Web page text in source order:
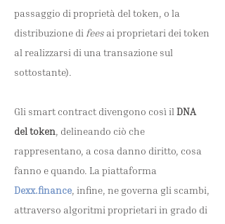
passaggio di proprietà del token, o la
distribuzione di fees ai proprietari dei token
al realizzarsi di una transazione sul
sottostante).
Gli smart contract divengono così il DNA
del token, delineando ciò che
rappresentano, a cosa danno diritto, cosa
fanno e quando. La piattaforma
Dexx.finance, infine, ne governa gli scambi,
attraverso algoritmi proprietari in grado di